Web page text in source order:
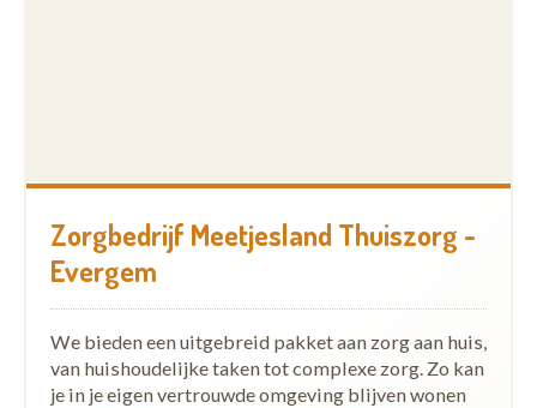
Zorgbedrijf Meetjesland Thuiszorg -
Evergem
We bieden een uitgebreid pakket aan zorg aan huis,
van huishoudelijke taken tot complexe zorg. Zo kan
je in je eigen vertrouwde omgeving blijven wonen